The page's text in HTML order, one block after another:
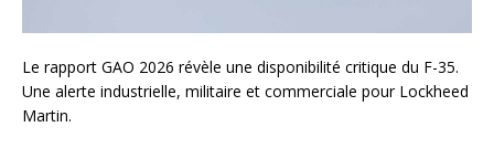
Le rapport GAO 2026 révèle une disponibilité critique du F-35.
Une alerte industrielle, militaire et commerciale pour Lockheed
Martin.